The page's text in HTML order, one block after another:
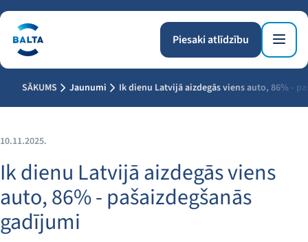
Piesaki atlīdzību
SĀKUMS Jaunumi Ik dienu Latvijā aizdegās viens auto, 86% -
10.11.2025.
Ik dienu Latvijā aizdegās viens
auto, 86% - pašaizdegšanās
gadījumi